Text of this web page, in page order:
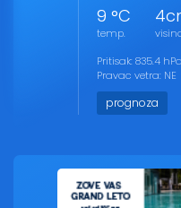
9 °C
temp.
Pritisak: 835.4 hPa
Pravac vetra: NE
prognoza